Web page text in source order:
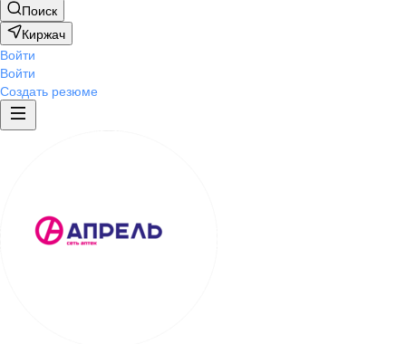
Поиск
Киржач
Войти
Войти
Создать резюме